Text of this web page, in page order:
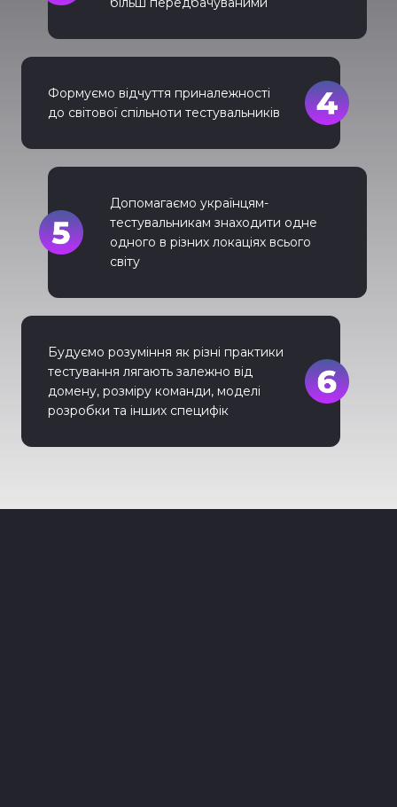
Формуємо відчуття приналежності
до світової спільноти тестувальників
Допомагаємо українцям-
тестувальникам знаходити одне
одного в різних локаціях всього
світу
Будуємо розуміння як різні практики
тестування лягають залежно від
домену, розміру команди, моделі
розробки та інших специфік